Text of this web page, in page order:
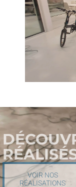
VOIR NOS
RÉALISATIONS